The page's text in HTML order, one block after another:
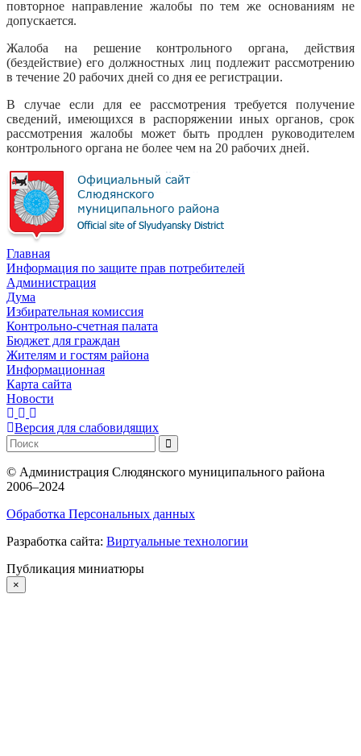
повторное направление жалобы по тем же основаниям не
допускается.
Жалоба на решение контрольного органа, действия
(бездействие) его должностных лиц подлежит рассмотрению
в течение 20 рабочих дней со дня ее регистрации.
В случае если для ее рассмотрения требуется получение
сведений, имеющихся в распоряжении иных органов, срок
рассмотрения жалобы может быть продлен руководителем
контрольного органа не более чем на 20 рабочих дней.
Главная
Информация по защите прав потребителей
Администрация
Дума
Избирательная комиссия
Контрольно-счетная палата
Бюджет для граждан
Жителям и гостям района
Информационная
Карта сайта
Новости
Версия для слабовидящих
© Администрация Слюдянского муниципального района
2006–2024
Обработка Персональных данных
Разработка сайта: Виртуальные технологии
Публикация миниатюры
×